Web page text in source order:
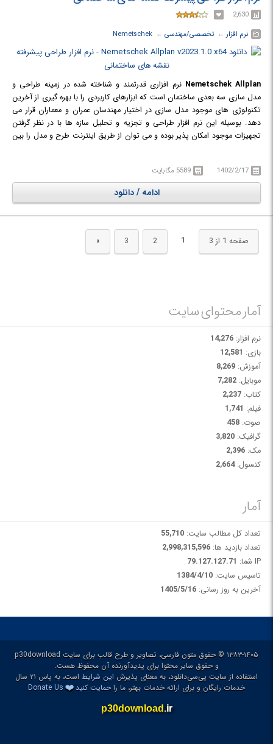
2,630
نرم افزار ← ‏تخصصی/مهندسی ← ‏
Nemetschek
Nemetschek Allplan نرم افزاری قدرتمند و شناخته شده در زمینه طراحی و
مدل سازی سه بعدی ساختمان است که ابزارهای کاربردی را با بهره گیری از آخرین
تکنولوژی های موجود مدل سازی در اختیار مهندسان عمران و معماران قرار می
دهد. بوسیله این نرم افزار طراحی و تجزیه و تحلیل سازه ها با در نظر گرفتن
تجهیزات موجود امکان پذیر بوده و می توان از طریق اینترنت طرح و مدل را بین
طرح ساختمانی فراهم شده است. از دیگر امکانات این نرم افزار طراحی نماهای
ساختمان با استفاده از ابزار مناسب در هر بخش مدل است. این نرم افزار از فرمت
هایی مانند PDF ،IFC ،DWG ،DXF و DGN پشتیبانی می کند. بیش از 60000
مهندس و معمار در سر تا سر جهان از این نرم افزار بهره می برند و به کمک آن کلیه
1402/2/17 5589 مگابایت
ادامه / دانلود
صفحه 1 از 3 1
2
3
»
آمار محتوای سایت
نرم افزار: 14,276
بازی: 12,581
آموزش: 8,269
موبایل: 7,282
کتاب: 2,237
فیلم: 1,741
صوت: 458
گرافیک: 3,820
مک: 2,396
کنسول:2,664
آمار
تعداد کل مطالب سایت: 55,710
تعداد بازدید ها: 2,998,315,596
IP شما:
79.127.127.71
تاسیس سایت: 1384/4/10
آخرین به روز رسانی: 1405/5/16
۱۳۸۳-۱۴۰۵ © حقوق متون فارسی، تصاویر و طرح قالب برای سایت p30download
و حقوق سایر محتوا برای پدیدآورنده آن محفوظ هست.
استفاده از سایت پی‌سی‌دانلود، به معنای پذیرش این شرایط
است، به پاس ۲۱ سال
خدمات رایگان و برای ارائه خدمات بهتر، ما راحمایت کنید❤️
Donate Us
p30download